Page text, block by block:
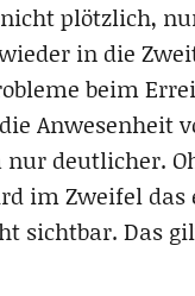
plötzlich,
in die
beim
Anwesenheit
nur deutlicher.
im Zweifel das
sichtbar. Das